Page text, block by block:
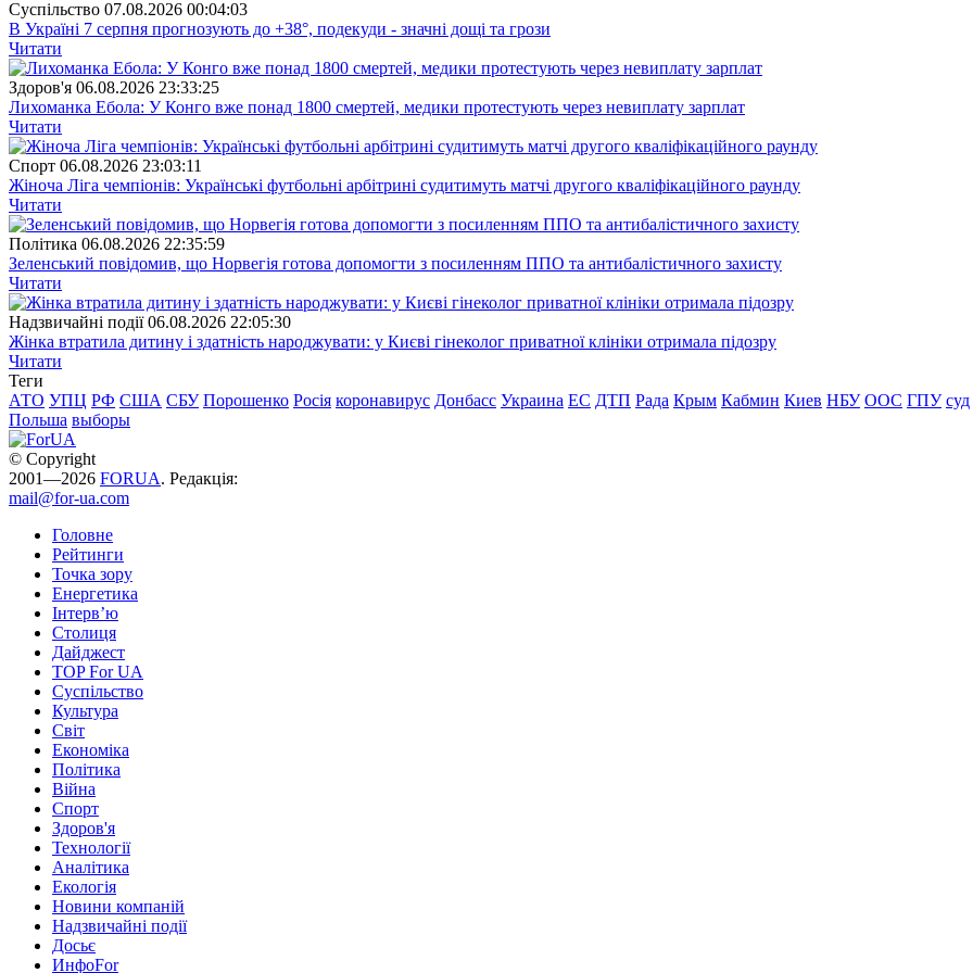
Суспiльство 07.08.2026 00:04:03
В Україні 7 серпня прогнозують до +38°, подекуди - значні дощі та грози
Читати
Здоров'я 06.08.2026 23:33:25
Лихоманка Ебола: У Конго вже понад 1800 смертей, медики протестують через невиплату зарплат
Читати
Спорт 06.08.2026 23:03:11
Жіноча Ліга чемпіонів: Українські футбольні арбітрині судитимуть матчі другого кваліфікаційного раунду
Читати
Полiтика 06.08.2026 22:35:59
Зеленський повідомив, що Норвегія готова допомогти з посиленням ППО та антибалістичного захисту
Читати
Надзвичайні події 06.08.2026 22:05:30
Жінка втратила дитину і здатність народжувати: у Києві гінеколог приватної клініки отримала підозру
Читати
Теги
АТО УПЦ РФ США СБУ Порошенко Росія коронавирус Донбасс Украина ЕС ДТП Рада Крым Кабмин Киев НБУ ООС ГПУ суд
Польша выборы
© Copyright
2001—2026 FORUA. Редакція:
mail@for-ua.com
Головне
Рейтинги
Точка зору
Енергетика
Інтерв’ю
Столиця
Дайджест
TOP For UA
Суспiльство
Культура
Світ
Економіка
Політика
Війна
Спорт
Здоров'я
Технології
Аналітика
Екологія
Новини компаній
Надзвичайні події
Досьє
ИнфоFor